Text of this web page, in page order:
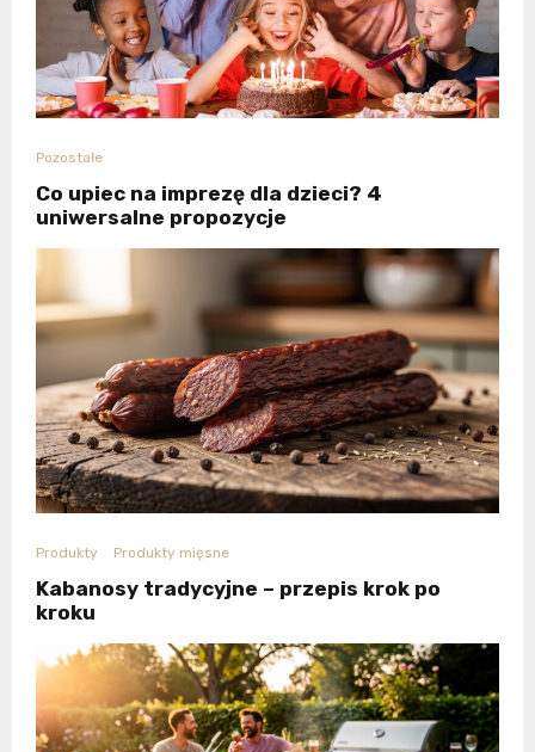
Pozostałe
Co upiec na imprezę dla dzieci? 4
uniwersalne propozycje
Produkty Produkty mięsne
Kabanosy tradycyjne – przepis krok po
kroku